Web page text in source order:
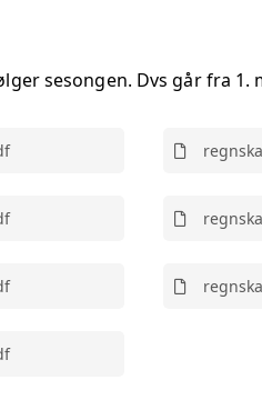
sesongen. Dvs går fra 1.